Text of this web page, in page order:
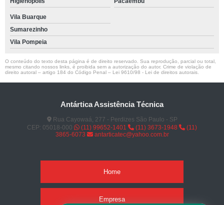
Vila Buarque
Sumarezinho
Vila Pompeia
O conteúdo do texto desta página é de direito reservado. Sua reprodução, parcial ou total,
mesmo citando nossos links, é proibida sem a autorização do autor. Crime de violação de
direito autoral – artigo 184 do Código Penal – Lei 9610/98 - Lei de direitos autorais
Antártica Assistência Técnica
Rua Cayowaá, 277 - Perdizes São Paulo - SP
CEP: 05018-000
(11) 99652-1401 (11) 3673-1948
(11)
3865-6073
antarticatec@yahoo.com.br
Home
Empresa